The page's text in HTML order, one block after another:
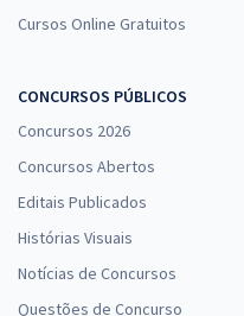
Cursos Online Gratuitos
CONCURSOS PÚBLICOS
Concursos 2026
Concursos Abertos
Editais Publicados
Histórias Visuais
Notícias de Concursos
Questões de Concurso